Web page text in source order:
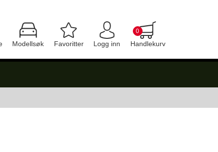
Modellsøk Favoritter Logg inn Handlekurv
0